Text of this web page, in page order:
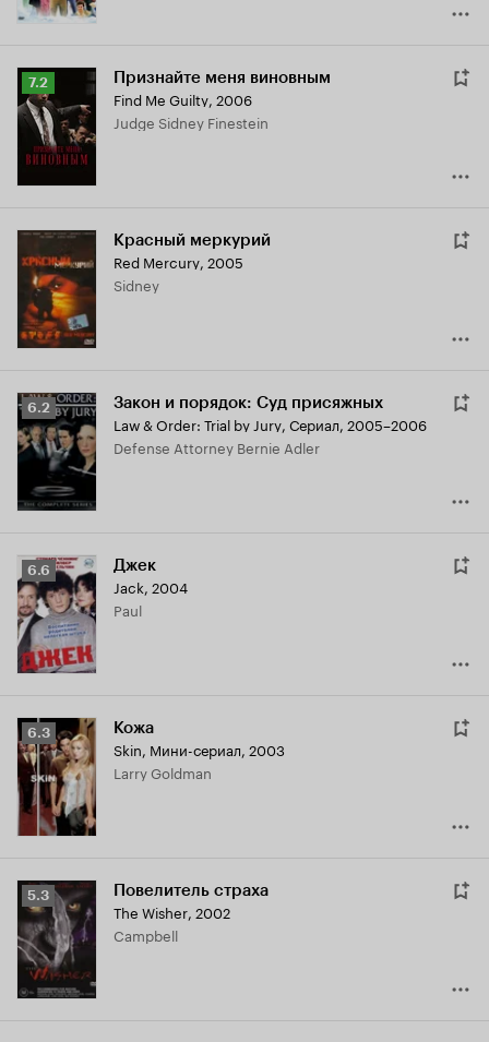
Рейтинг
Кинопоиска
7.2
7.2 Признайте меня виновным
Find Me Guilty, 2006
Judge Sidney Finestein
Красный меркурий
Red Mercury, 2005
Sidney
Рейтинг
Кинопоиска
6.2
6.2 Закон и порядок: Суд присяжных
Law & Order: Trial by Jury, Сериал, 2005–2006
Defense Attorney Bernie Adler
Рейтинг
Кинопоиска
6.6
6.6 Джек
Jack, 2004
Paul
Рейтинг
Кинопоиска
6.3
6.3 Кожа
Skin, Мини-сериал, 2003
Larry Goldman
Рейтинг
Кинопоиска
5.3
5.3 Повелитель страха
The Wisher, 2002
Campbell